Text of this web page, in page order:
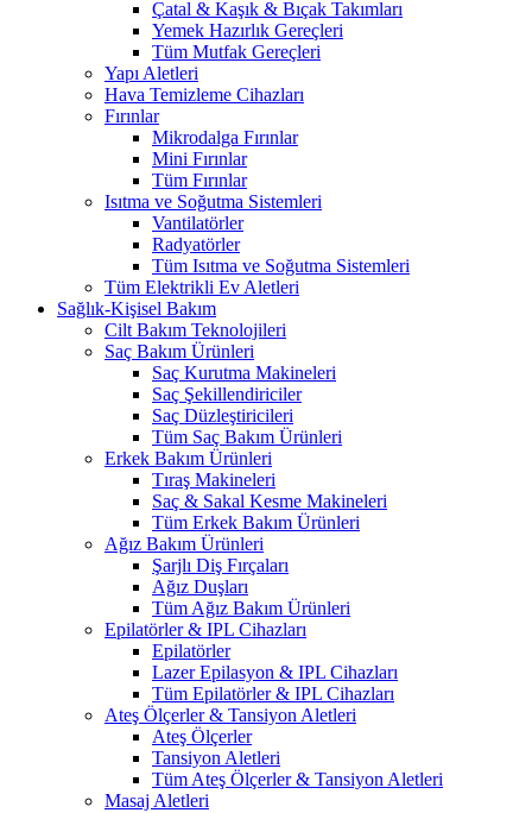
Çatal & Kaşık & Bıçak Takımları
Yemek Hazırlık Gereçleri
Tüm Mutfak Gereçleri
Yapı Aletleri
Hava Temizleme Cihazları
Fırınlar
Mikrodalga Fırınlar
Mini Fırınlar
Tüm Fırınlar
Isıtma ve Soğutma Sistemleri
Vantilatörler
Radyatörler
Tüm Isıtma ve Soğutma Sistemleri
Tüm Elektrikli Ev Aletleri
Sağlık-Kişisel Bakım
Cilt Bakım Teknolojileri
Saç Bakım Ürünleri
Saç Kurutma Makineleri
Saç Şekillendiriciler
Saç Düzleştiricileri
Tüm Saç Bakım Ürünleri
Erkek Bakım Ürünleri
Tıraş Makineleri
Saç & Sakal Kesme Makineleri
Tüm Erkek Bakım Ürünleri
Ağız Bakım Ürünleri
Şarjlı Diş Fırçaları
Ağız Duşları
Tüm Ağız Bakım Ürünleri
Epilatörler & IPL Cihazları
Epilatörler
Lazer Epilasyon & IPL Cihazları
Tüm Epilatörler & IPL Cihazları
Ateş Ölçerler & Tansiyon Aletleri
Ateş Ölçerler
Tansiyon Aletleri
Tüm Ateş Ölçerler & Tansiyon Aletleri
Masaj Aletleri